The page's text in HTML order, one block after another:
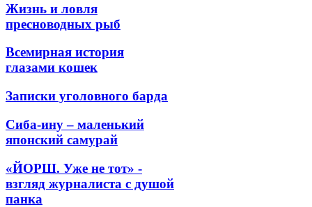
Жизнь и ловля
пресноводных рыб
Всемирная история
глазами кошек
Записки уголовного барда
Сиба-ину – маленький
японский самурай
«ЙОРШ. Уже не тот» -
взгляд журналиста с душой
панка